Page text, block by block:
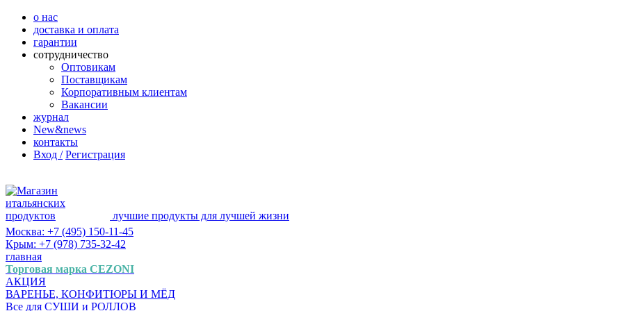
о нас
доставка и оплата
гарантии
сотрудничество
Оптовикам
Поставщикам
Корпоративным клиентам
Вакансии
журнал
New&news
контакты
Вход / Регистрация
лучшие продукты для лучшей жизни
Москва: +7 (495) 150-11-45
Крым: +7 (978) 735-32-42
главная
Торговая марка CEZONI
АКЦИЯ
ВАРЕНЬЕ, КОНФИТЮРЫ И МЁД
Все для СУШИ и РОЛЛОВ